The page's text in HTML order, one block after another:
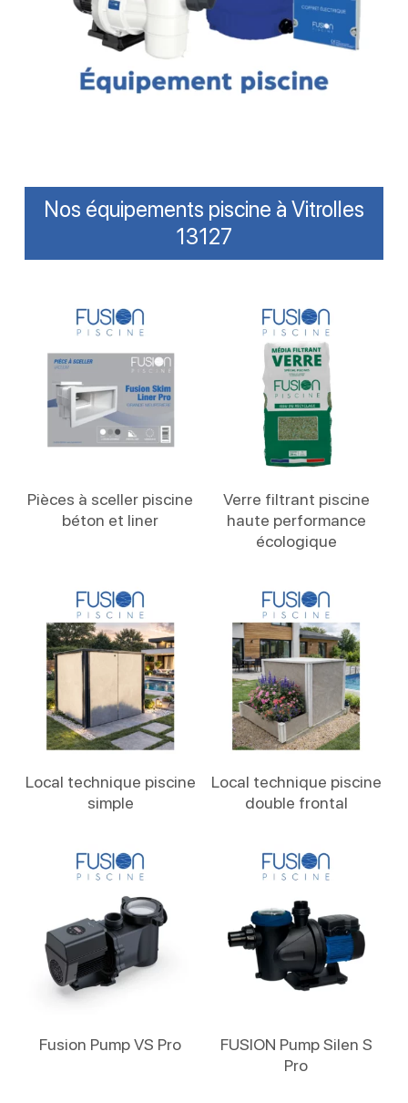
Nos équipements piscine à Vitrolles
13127
Pièces à sceller piscine
béton et liner
Verre filtrant piscine
haute performance
écologique
Local technique piscine
simple
Local technique piscine
double frontal
Fusion Pump VS Pro
FUSION Pump Silen S
Pro